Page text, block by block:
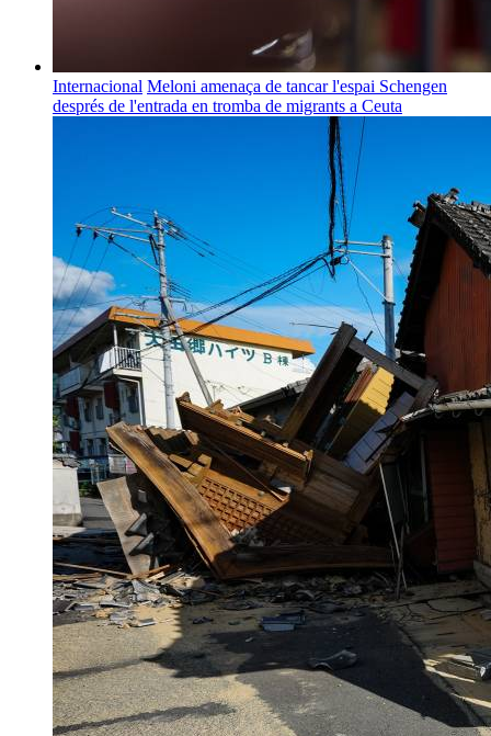
Internacional Meloni amenaça de tancar l'espai Schengen
després de l'entrada en tromba de migrants a Ceuta